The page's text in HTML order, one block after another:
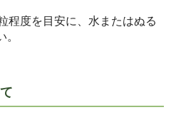
程度を目安に、水またはぬる